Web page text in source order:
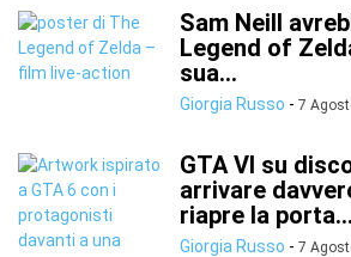
Sam Neill
Legend of
sua...
Giorgia Russo - 7
GTA VI su
arrivare
riapre la porta...
Giorgia Russo - 7